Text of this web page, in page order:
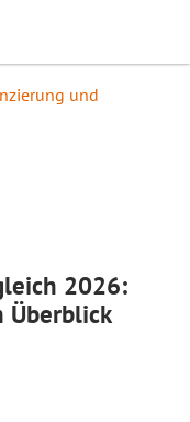
und
2026:
Überblick